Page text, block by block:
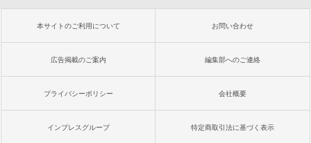
本サイトのご利用について お問い合わせ
広告掲載のご案内 編集部へのご連絡
プライバシーポリシー 会社概要
インプレスグループ 特定商取引法に基づく表示